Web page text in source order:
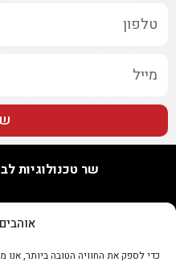
כדי לספק את החוויה הטובה ביותר, אנו
שר טכנולוגיות
טל. 09-7748655